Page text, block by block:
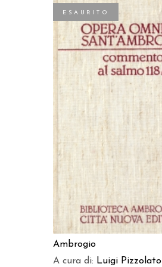
ESAURITO
Ambrogio
A cura di: Luigi Pizzolato